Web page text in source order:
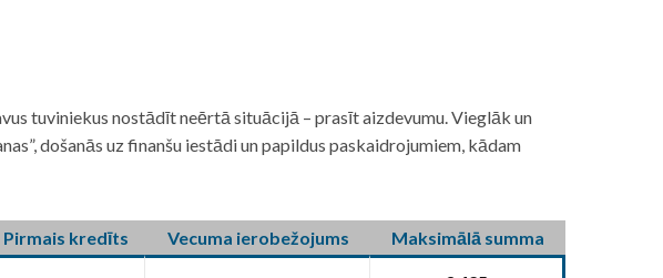
tuviniekus nostādīt neērtā situācijā – prasīt aizdevumu. Vieglāk un
došanās uz finanšu iestādi un papildus paskaidrojumiem, kādam
Pirmais kredīts Vecuma ierobežojums Maksimālā summa